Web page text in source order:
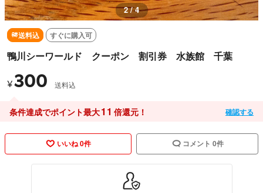
2 / 4
送料込 すぐに購入可
鴨川シーワールド クーポン 割引券 水族館 千葉
¥300 送料込
条件達成でポイント最大11 倍還元！ 確認する
いいね 0件 コメント 0件